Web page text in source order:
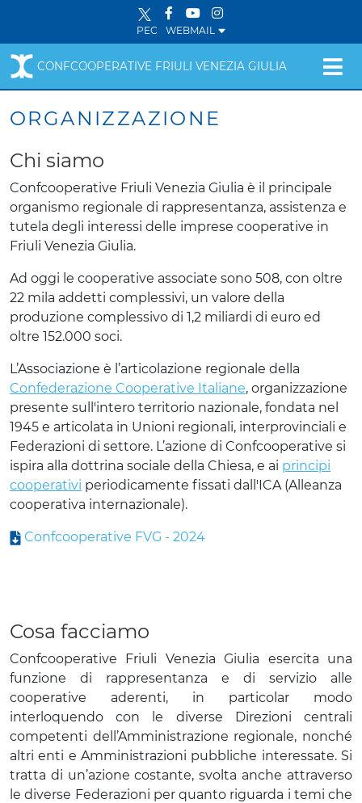
PEC WEBMAIL
CONFCOOPERATIVE FRIULI VENEZIA GIULIA
ORGANIZZAZIONE
Chi siamo
Confcooperative Friuli Venezia Giulia è il principale
organismo regionale di rappresentanza, assistenza e
tutela degli interessi delle imprese cooperative in
Friuli Venezia Giulia.
Ad oggi le cooperative associate sono 508, con oltre
22 mila addetti complessivi, un valore della
produzione complessivo di 1,2 miliardi di euro ed
oltre 152.000 soci.
L’Associazione è l’articolazione regionale della
Confederazione Cooperative Italiane, organizzazione
presente sull'intero territorio nazionale, fondata nel
1945 e articolata in Unioni regionali, interprovinciali e
Federazioni di settore. L’azione di Confcooperative si
ispira alla dottrina sociale della Chiesa, e ai principi
cooperativi periodicamente fissati dall'ICA (Alleanza
cooperativa internazionale).
Confcooperative FVG - 2024
Cosa facciamo
Confcooperative Friuli Venezia Giulia esercita una
funzione di rappresentanza e di servizio alle
cooperative aderenti, in particolar modo
interloquendo con le diverse Direzioni centrali
competenti dell’Amministrazione regionale, nonché
altri enti e Amministrazioni pubbliche interessate. Si
tratta di un’azione costante, svolta anche attraverso
le diverse Federazioni per quanto riguarda i temi che